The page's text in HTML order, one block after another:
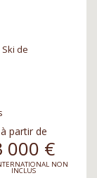
de
à partir de
000 €
NON
INCLUS